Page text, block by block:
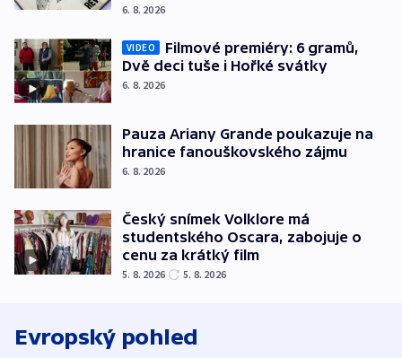
6. 8. 2026
VIDEO
Filmové premiéry: 6 gramů,
Dvě deci tuše i Hořké svátky
6. 8. 2026
Pauza Ariany Grande poukazuje na
hranice fanouškovského zájmu
6. 8. 2026
Český snímek Volklore má
studentského Oscara, zabojuje o
cenu za krátký film
5. 8. 2026 5. 8. 2026
Evropský pohled